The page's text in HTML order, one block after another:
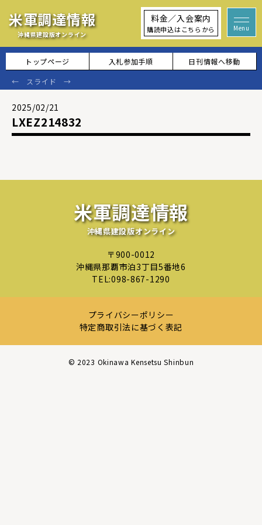
米軍調達情報
沖縄県建設版オンライン
料金／入会案内
購読申込はこちらから
トップページ 入札参加手順 日刊情報へ移動
2025/02/21
LXEZ214832
米軍調達情報
沖縄県建設版オンライン
〒900-0012
沖縄県那覇市泊3丁目5番地6
TEL:098-867-1290
プライバシーポリシー
特定商取引法に基づく表記
©︎ 2023 Okinawa Kensetsu Shinbun